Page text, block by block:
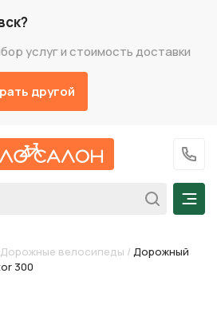
услуг и стоимость доставки
другой
На главную
+7
Дорожные велосипеды / Дорожный
300